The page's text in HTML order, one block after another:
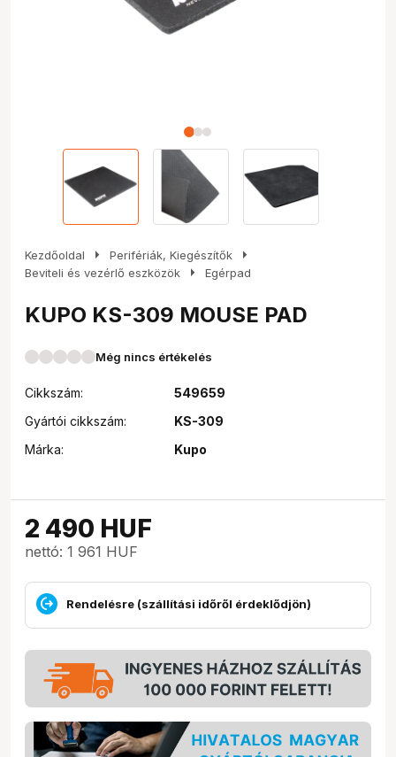
Kezdőoldal arrow_right Perifériák, Kiegészítők arrow_right
Beviteli és vezérlő eszközök arrow_right Egérpad
KUPO KS-309 MOUSE PAD
Még nincs értékelés
Cikkszám:
549659
Gyártói cikkszám:
KS-309
Márka:
Kupo
2 490 HUF
nettó: 1 961 HUF
Rendelésre (szállítási időről érdeklődjön)